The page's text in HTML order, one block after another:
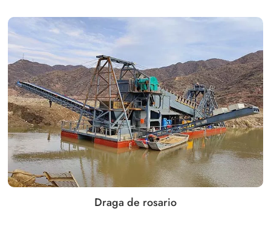
Draga de rosario